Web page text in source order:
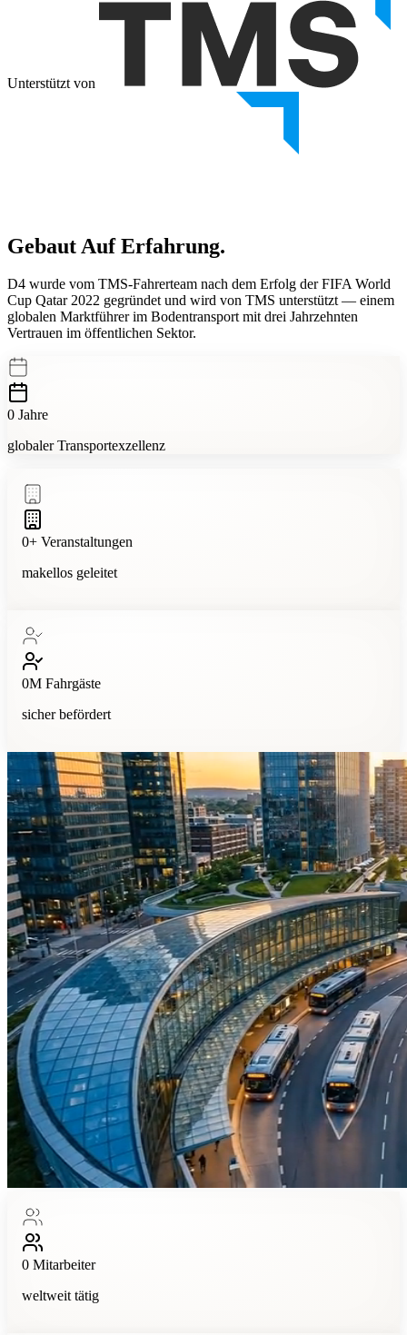
Unterstützt von
Gebaut AufErfahrung.
D4 wurde vom TMS-Fahrerteam nach dem Erfolg der FIFA World
Cup Qatar 2022 gegründet und wird von TMS unterstützt — einem
globalen Marktführer im Bodentransport mitdrei Jahrzehnten
Vertrauen im öffentlichen Sektor.
0 Jahre
globaler Transportexzellenz
0+ Veranstaltungen
makellos geleitet
0M Fahrgäste
sicher befördert
0 Mitarbeiter
weltweit tätig